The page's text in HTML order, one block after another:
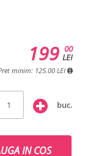
00
LEI
199
minim: 125.00 LEI
buc.
IN COS